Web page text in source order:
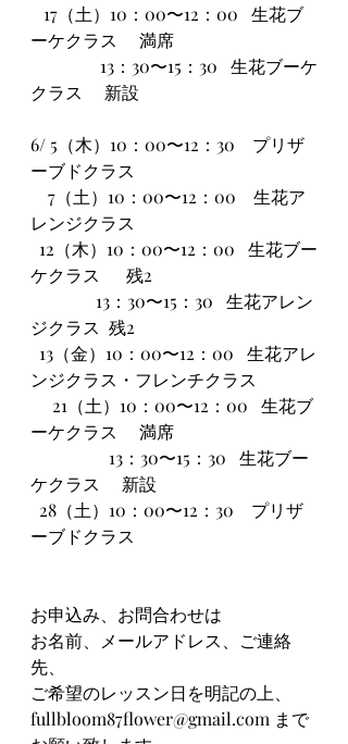
17（土）10：00〜12：00   生花ブ
ーケクラス　 満席
13：30〜15：30   生花ブーケ
クラス　 新設
6/ 5（木）10：00〜12：30　プリザ
ーブドクラス
7（土）10：00〜12：00　生花ア
レンジクラス
12（木）10：00〜12：00   生花ブー
ケクラス      残2
13：30〜15：30   生花アレン
ジクラス  残2
13（金）10：00〜12：00   生花アレ
ンジクラス・フレンチクラス
21（土）10：00〜12：00   生花ブ
ーケクラス　 満席
13：30〜15：30   生花ブー
ケクラス　 新設
28（土）10：00〜12：30　プリザ
ーブドクラス
お申込み、お問合わせは
お名前、メールアドレス、ご連絡
先、
ご希望のレッスン日を明記の上、
fullbloom87flower@gmail.com まで